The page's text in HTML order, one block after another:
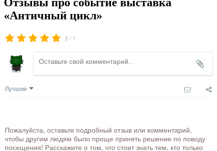
«Античный цикл»
5 / 1
Лучшие
Пожалуйста, оставьте подробный отзыв или комментарий,
чтобы другим людям было проще принять решение по поводу
посещения! Расскажите о том, что стоит знать тем, кто только